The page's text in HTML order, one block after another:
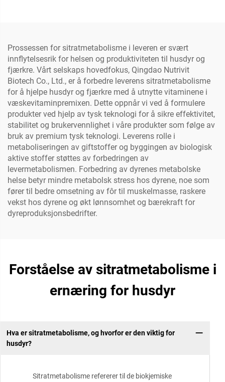
Prossessen for sitratmetabolisme i leveren er svært
innflytelsesrik for helsen og produktiviteten til husdyr og
fjærkre. Vårt selskaps hovedfokus, Qingdao Nutrivit
Biotech Co., Ltd., er å forbedre leverens sitratmetabolisme
for å hjelpe husdyr og fjærkre med å utnytte vitaminene i
væskevitaminpremixen. Dette oppnår vi ved å formulere
produkter ved hjelp av tysk teknologi for å sikre effektivitet,
stabilitet og brukervennlighet i våre produkter som følge av
bruk av premium tysk teknologi. Leverens rolle i
metaboliseringen av giftstoffer og byggingen av biologisk
aktive stoffer støttes av forbedringen av
levermetabolismen. Forbedring av dyrenes metabolske
helse betyr mindre metabolsk stress hos dyrene, noe som
fører til bedre omsetning av fôr til muskelmasse, raskere
vekst hos dyrene og økt lønnsomhet og bærekraft for
dyreproduksjonsbedrifter.
Forståelse av sitratmetabolisme i
ernæring for husdyr
Hva er sitratmetabolisme, og hvorfor er den viktig for
husdyr?
Sitratmetabolisme refererer til de biokjemiske